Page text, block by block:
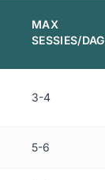
MAX
SESSIES/DAG
3-4
5-6